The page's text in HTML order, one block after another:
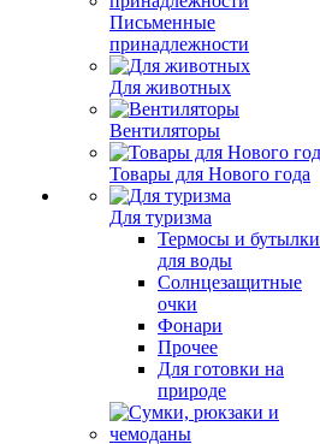
Письменные
принадлежности
Для животных
Вентиляторы
Товары для Нового года
Для туризма
Термосы и бутылки
для воды
Солнцезащитные
очки
Фонари
Прочее
Для готовки на
природе